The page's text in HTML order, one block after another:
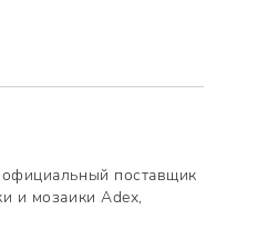
поставщик
и мозаики Adex,